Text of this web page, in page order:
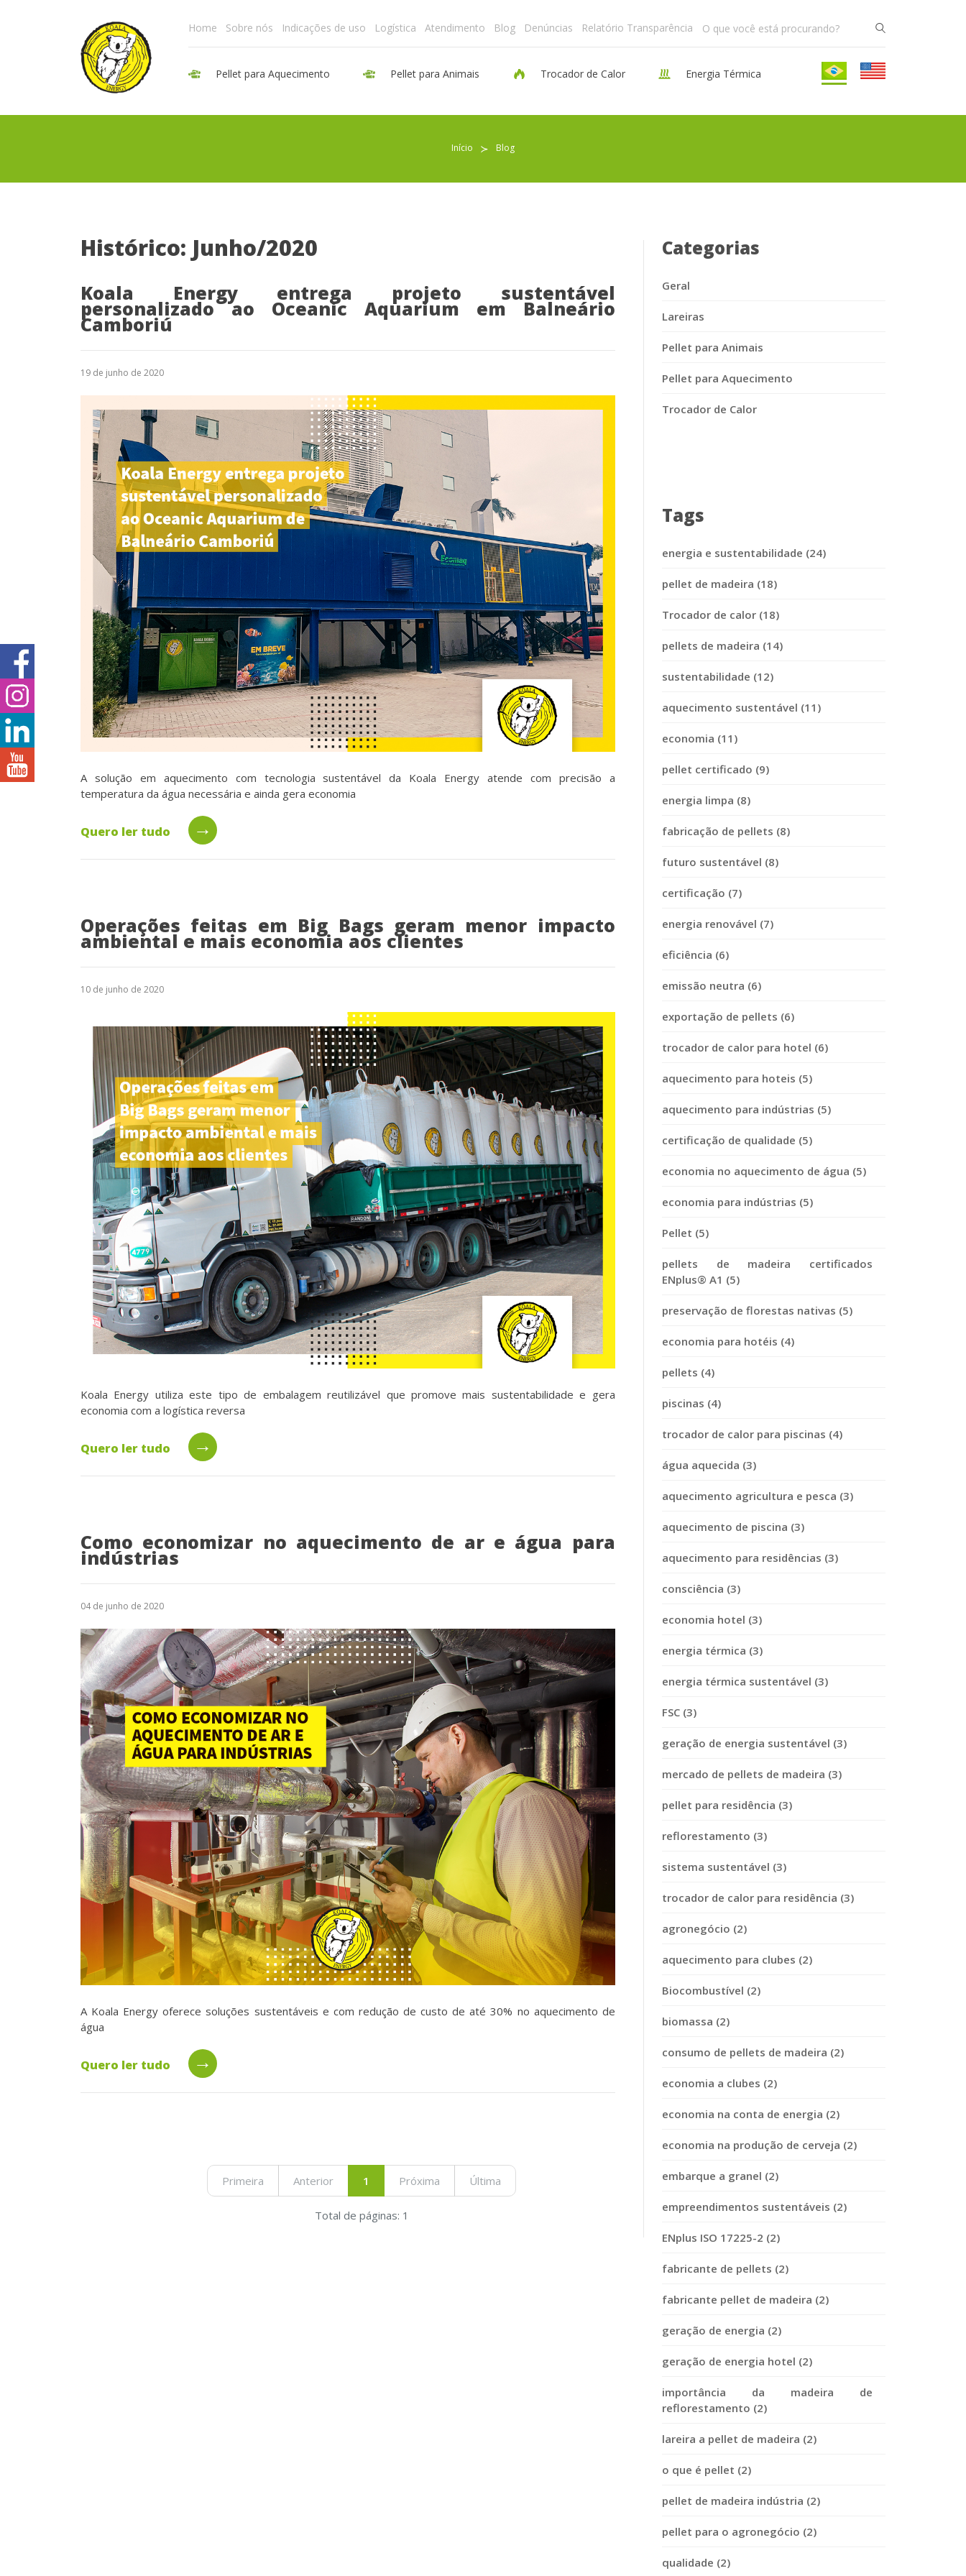
Home Sobre nós Indicações de uso Logística Atendimento Blog Denúncias Relatório Transparência
Pellet para Aquecimento Pellet para Animais Trocador de Calor Energia Térmica
Início ≻ Blog
Histórico: Junho/2020
Koala Energy entrega projeto sustentável
personalizado ao Oceanic Aquarium em Balneário
Camboriú
19 de junho de 2020
A solução em aquecimento com tecnologia sustentável da Koala Energy atende com precisão a
temperatura da água necessária e ainda gera economia
Quero ler tudo →
Operações feitas em Big Bags geram menor impacto
ambiental e mais economia aos clientes
10 de junho de 2020
Koala Energy utiliza este tipo de embalagem reutilizável que promove mais sustentabilidade e gera
economia com a logística reversa
Quero ler tudo →
Como economizar no aquecimento de ar e água para
indústrias
04 de junho de 2020
A Koala Energy oferece soluções sustentáveis e com redução de custo de até 30% no aquecimento de
água
Quero ler tudo →
Primeira Anterior 1 Próxima Última
Total de páginas: 1
Categorias
Geral
Lareiras
Pellet para Animais
Pellet para Aquecimento
Trocador de Calor
Tags
energia e sustentabilidade (24)
pellet de madeira (18)
Trocador de calor (18)
pellets de madeira (14)
sustentabilidade (12)
aquecimento sustentável (11)
economia (11)
pellet certificado (9)
energia limpa (8)
fabricação de pellets (8)
futuro sustentável (8)
certificação (7)
energia renovável (7)
eficiência (6)
emissão neutra (6)
exportação de pellets (6)
trocador de calor para hotel (6)
aquecimento para hoteis (5)
aquecimento para indústrias (5)
certificação de qualidade (5)
economia no aquecimento de água (5)
economia para indústrias (5)
Pellet (5)
pellets de madeira certificados
ENplus® A1 (5)
preservação de florestas nativas (5)
economia para hotéis (4)
pellets (4)
piscinas (4)
trocador de calor para piscinas (4)
água aquecida (3)
aquecimento agricultura e pesca (3)
aquecimento de piscina (3)
aquecimento para residências (3)
consciência (3)
economia hotel (3)
energia térmica (3)
energia térmica sustentável (3)
FSC (3)
geração de energia sustentável (3)
mercado de pellets de madeira (3)
pellet para residência (3)
reflorestamento (3)
sistema sustentável (3)
trocador de calor para residência (3)
agronegócio (2)
aquecimento para clubes (2)
Biocombustível (2)
biomassa (2)
consumo de pellets de madeira (2)
economia a clubes (2)
economia na conta de energia (2)
economia na produção de cerveja (2)
embarque a granel (2)
empreendimentos sustentáveis (2)
ENplus ISO 17225-2 (2)
fabricante de pellets (2)
fabricante pellet de madeira (2)
geração de energia (2)
geração de energia hotel (2)
importância da madeira de
reflorestamento (2)
lareira a pellet de madeira (2)
o que é pellet (2)
pellet de madeira indústria (2)
pellet para o agronegócio (2)
qualidade (2)
Pellet para Aquecimento
Pellet para Animais
Indicações de uso
Blog
Denúncias
Relatório Transparência
Trabalhe Conosco